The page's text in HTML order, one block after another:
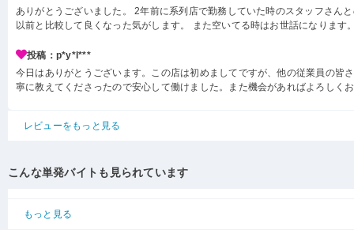
ありがとうございました。 2年前に系列店で勤務していた時のスタッフさん
以前と比較して良くなった気がします。 また空いてる時はお世話になります
投稿：p*y*l***
今日はありがとうございます。この店は初めましてですが、他の従業員の皆
寧に教えてくださったので安心して働けました。また機会があればよろしく
レビューをもっと見る
こんな単発バイトも見られています
もっと見る